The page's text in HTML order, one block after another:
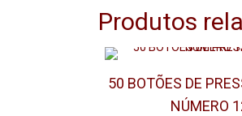
Produtos
50 BOTÕES DE
NÚMERO